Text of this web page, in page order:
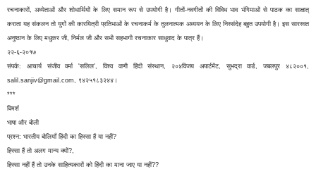
रचनाकारों, अध्येताओं और शोधार्थियों के लिए समान रूप से उपयोगी है। गीतों-नवगीतों की विविध भाव भंगिमाओं से पाठक का साक्षात्
कराता यह संकलन तो युगों की कारयित्री प्रतिभाओं के रचनाकर्म के तुलनात्मक अध्ययन के लिए निस्संदेह बहुत उपयोगी है। इस सारस्वत
अनुष्ठान के लिए मधुकर जी, निर्मल जी और सभी सहभागी रचनाकार साधुवाद के पात्र हैं।
२२-६-२०१७
संपर्क: आचार्य संजीव वर्मा 'सलिल', विश्व वाणी हिंदी संस्थान, २०४विजय अपार्टमेंट, सुभद्रा वार्ड, जबलपुर ४८२००१,
salil.sanjiv@gmail.com, ९४२५१८३२४४।
***
विमर्श
भाषा और बोली
प्रश्न: भारतीय बोलियाँ हिंदी का हिस्सा हैं या नहीं?
हिस्सा हैं तो अलग मान्य क्यों?,
हिस्सा नहीं हैं तो उनके साहित्यकारों को हिंदी का माना जाए या नहीं??